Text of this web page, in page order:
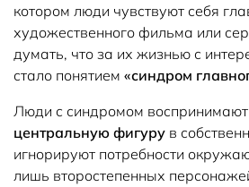
котором люди чувствуют себя
художественного фильма или
думать, что за их жизнью с
стало понятием «синдром
Люди с синдромом воспринимают
центральную фигуру в
игнорируют потребности
лишь второстепенных